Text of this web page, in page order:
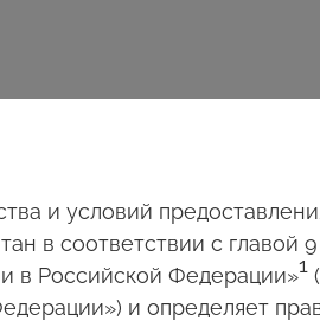
и условий
в соответствии с главой
в Российской Федерации»1
и определяет